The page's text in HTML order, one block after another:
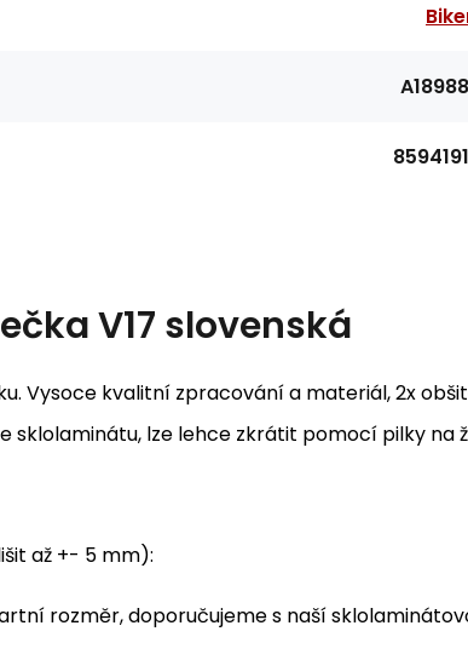
V17 slovenská
Vysoce kvalitní zpracování a materiál, 2x
sklolaminátu, lze lehce zkrátit pomocí pilky na
až +- 5 mm):
rozměr, doporučujeme s naší